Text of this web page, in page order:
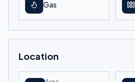
Gas
Location